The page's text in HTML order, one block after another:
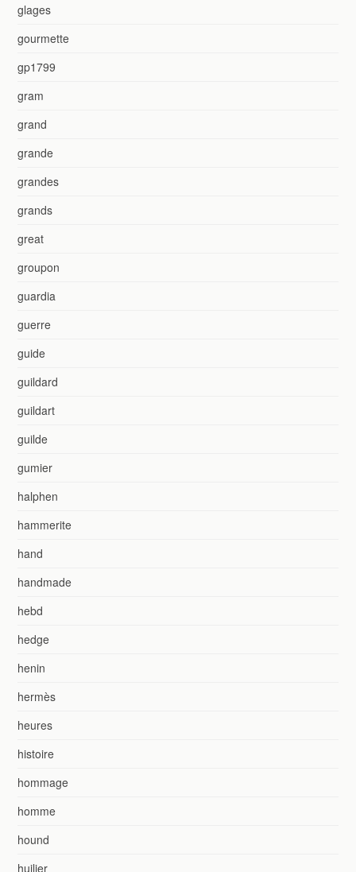
glages
gourmette
gp1799
gram
grand
grande
grandes
grands
great
groupon
guardia
guerre
guide
guildard
guildart
guilde
gumier
halphen
hammerite
hand
handmade
hebd
hedge
henin
hermès
heures
histoire
hommage
homme
hound
huilier